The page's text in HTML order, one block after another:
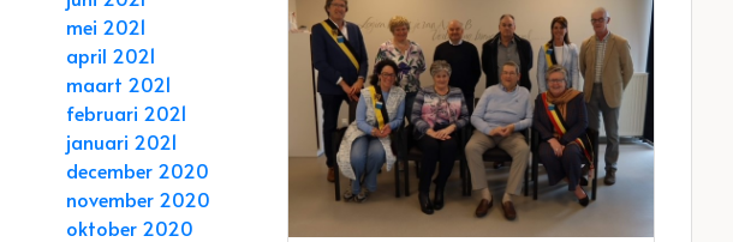
mei 2021
april 2021
maart 2021
februari 2021
januari 2021
december 2020
november 2020
oktober 2020